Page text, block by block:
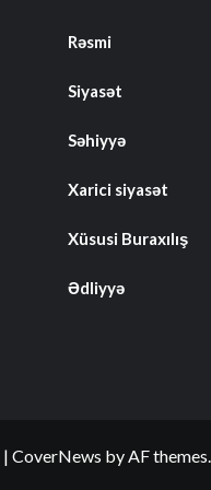
Rəsmi
Siyasət
Səhiyyə
Xarici siyasət
Xüsusi Buraxılış
Ədliyyə
| CoverNews by AF themes.